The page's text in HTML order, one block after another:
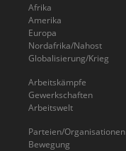
Afrika
Amerika
Europa
Nordafrika/Nahost
Globalisierung/Krieg
Arbeitskämpfe
Gewerkschaften
Arbeitswelt
Parteien/Organisationen
Bewegung